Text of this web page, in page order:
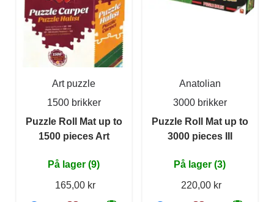
Art puzzle
1500 brikker
Puzzle Roll Mat up to
1500 pieces Art
På lager (9)
165,00 kr
Anatolian
3000 brikker
Puzzle Roll Mat up to
3000 pieces III
På lager (3)
220,00 kr